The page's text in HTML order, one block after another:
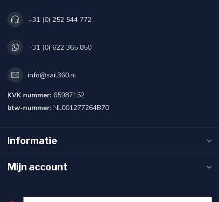
+31 (0) 252 544 772
+31 (0) 622 365 850
info@sail360.nl
KVK nummer: 65987152
btw-nummer: NL001277264B70
Informatie
Mijn account